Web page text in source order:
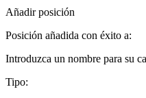
Añadir posición
Posición añadida con éxito a:
Introduzca un nombre para su
Tipo: